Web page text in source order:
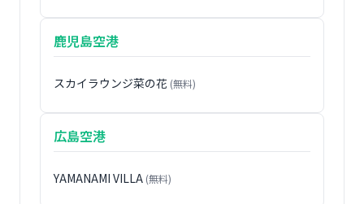
鹿児島空港
スカイラウンジ菜の花 (無料)
広島空港
YAMANAMI VILLA (無料)